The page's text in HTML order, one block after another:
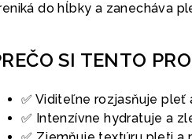
do hĺbky a zanecháva
SI TENTO
✅ Viditeľne rozjasňuje
✅ Intenzívne hydratuje a